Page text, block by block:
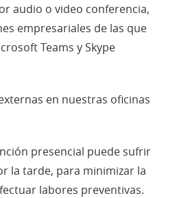
audio o video conferencia,
empresariales de las que
Teams y Skype
en nuestras oficinas
presencial puede sufrir
la tarde, para minimizar la
labores preventivas.